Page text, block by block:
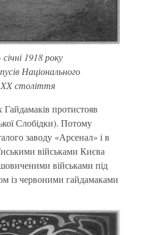
1918 року
Національного
XX століття
протистояв
Слобідки). Потому
заводу «Арсенал» і в
військами Києва
військами під
із червоними гайдамаками